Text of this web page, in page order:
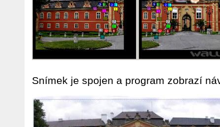
Snímek je spojen a program zobrazí